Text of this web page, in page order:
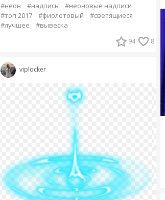
#неон #надпись
#неоновые надписи
#топ 2017
#фиолетовый
#светящиеся
#лучшее
#вывеска
94 8
viplocker